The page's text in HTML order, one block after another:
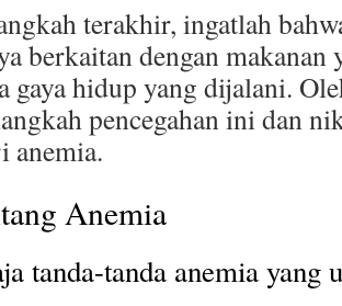
terakhir, ingatlah
berkaitan dengan
gaya hidup yang dijalani.
pencegahan ini dan
anemia.
Anemia
tanda-tanda anemia yang